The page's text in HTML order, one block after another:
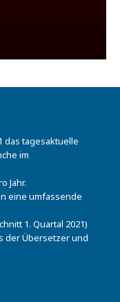
das tagesaktuelle
im
Jahr.
eine umfassende
1. Quartal 2021)
der Übersetzer und